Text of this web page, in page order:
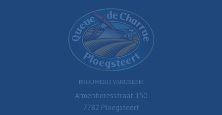
BROUWERIJ VANUXEEM
Armentieresstraat 150
7782 Ploegsteert